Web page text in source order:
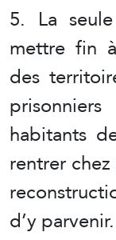
5. La
mettre fin
des
habitants
rentrer
d’y parvenir.